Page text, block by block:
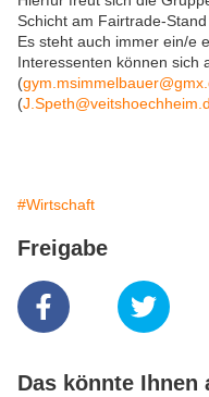
Schicht am Fairtrade-
Es steht auch immer ein/e
Interessenten können sich
(
(
#Wirtschaft
Freigabe
Das könnte Ihnen